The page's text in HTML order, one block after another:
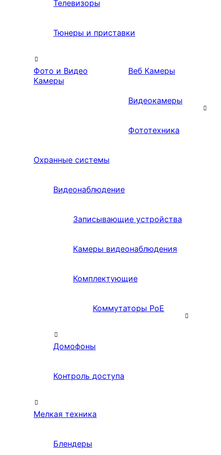
Телевизоры
Тюнеры и приставки
Фото и Видео
Камеры
Веб Камеры
Видеокамеры
Фототехника
Охранные системы
Видеонаблюдение
Записывающие устройства
Камеры видеонаблюдения
Комплектующие
Коммутаторы PoE
Домофоны
Контроль доступа
Мелкая техника
Блендеры